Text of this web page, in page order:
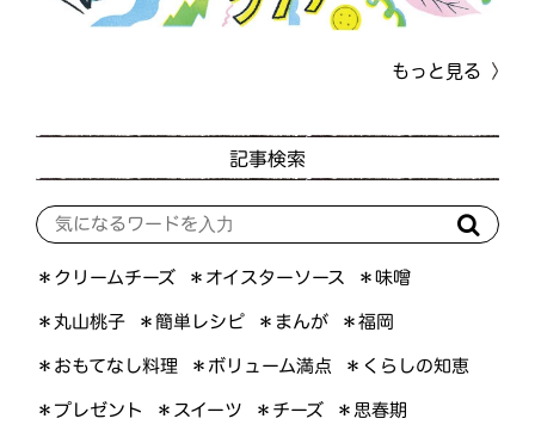
もっと見る
記事検索
＊クリームチーズ ＊オイスターソース ＊味噌
＊丸山桃子 ＊簡単レシピ ＊まんが ＊福岡
＊おもてなし料理 ＊ボリューム満点 ＊くらしの知恵
＊プレゼント ＊スイーツ ＊チーズ ＊思春期